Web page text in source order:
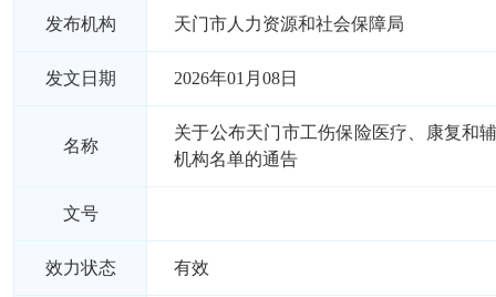
发布机构 天门市人力资源和社会保障局
发文日期 2026年01月08日
名称
关于公布天门市工伤保险医疗、康复和
机构名单的通告
文号
效力状态 有效